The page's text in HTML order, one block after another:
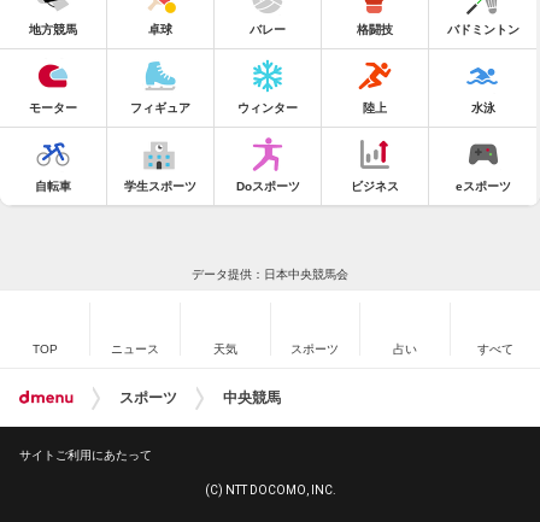
地方競馬 卓球 バレー 格闘技 バドミントン
モーター フィギュア ウィンター 陸上 水泳
自転車 学生スポーツ Doスポーツ ビジネス eスポーツ
データ提供：日本中央競馬会
TOP ニュース 天気 スポーツ 占い すべて
スポーツ 中央競馬
サイトご利用にあたって
(C) NTT DOCOMO, INC.